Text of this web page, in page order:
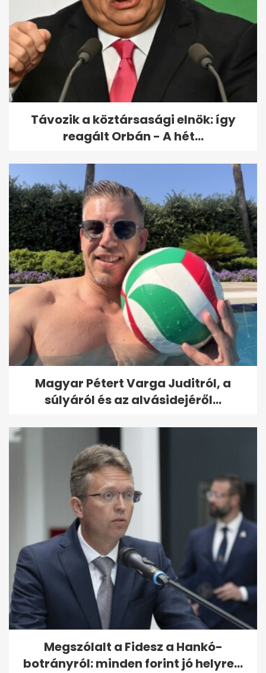
Távozik a köztársasági elnök: így
reagált Orbán - A hét...
Magyar Pétert Varga Juditról, a
súlyáról és az alvásidejéről...
Megszólalt a Fidesz a Hankó-
botrányról: minden forint jó helyre...